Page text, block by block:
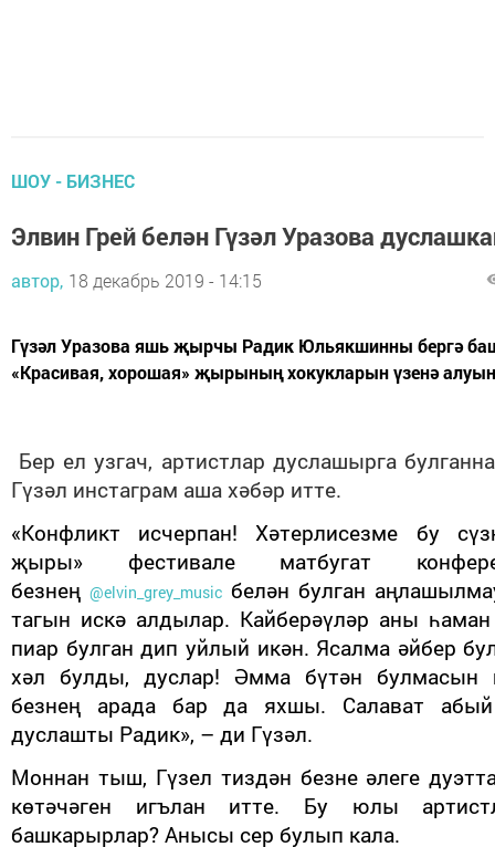
ШОУ - БИЗНЕС
Элвин Грей белән Гүзәл Уразова
автор, 18 декабрь 2019 - 14:15
Гүзәл Уразова яшь җырчы Радик Юльякшинны бергә
«Красивая, хорошая» җырының хокукларын үзенә
Бер ел узгач, артистлар дуслашырга
Гүзәл инстаграм аша хәбәр итте.
«Конфликт исчерпан!Хәтерлисезме бу
җыры» фестивале матбугат
безнең @elvin_grey_music белән булган
тагын искә алдылар. Кайберәүләр аны
пиар булган дип уйлый икән. Ясалма әйбер
хәл булды, дуслар! Әмма бүтән булмасын
безнең арада бар да яхшы. Салават
дуслашты Радик», – ди Гүзәл.
Моннан тыш, Гүзел тиздән безне әлеге
көтәчәген игълан итте. Бу юлы
башкарырлар? Анысы сер булып кала.